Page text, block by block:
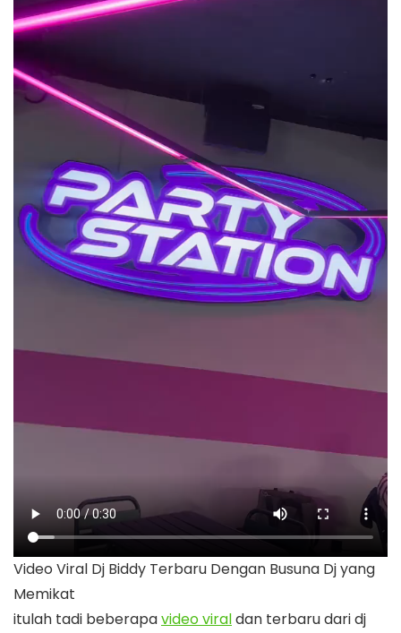
Video Viral Dj Biddy Terbaru Dengan Busuna Dj yang
Memikat
itulah tadi beberapavideo viraldan terbaru dari dj